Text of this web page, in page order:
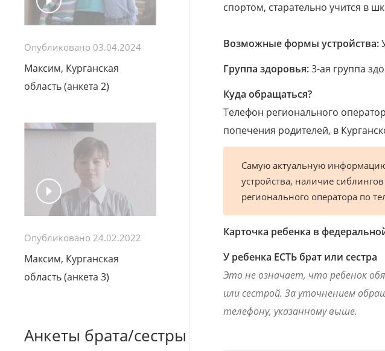
Опубликовано 03.04.2024
Максим, Курганская
область (анкета 2)
Опубликовано 24.02.2022
Максим, Курганская
область (анкета 3)
Анкеты брата/сестры
спортом, старательно учится в
Возможные формы устройства:
Группа здоровья:3-ая группа
Куда обращаться?
Телефон регионального
попечения родителей, в
Самую актуальную
устройства, наличие
регионального оператора по
Карточка ребенка в
У ребенка ЕСТЬ брат или сестра
Это не означает, что ребенок
или сестрой. За уточнением
телефону, указанному выше.